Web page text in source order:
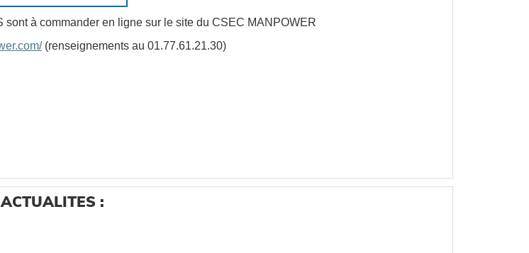
à commander en ligne sur le site du CSEC MANPOWER
(renseignements au 01.77.61.21.30)
ACTUALITES :